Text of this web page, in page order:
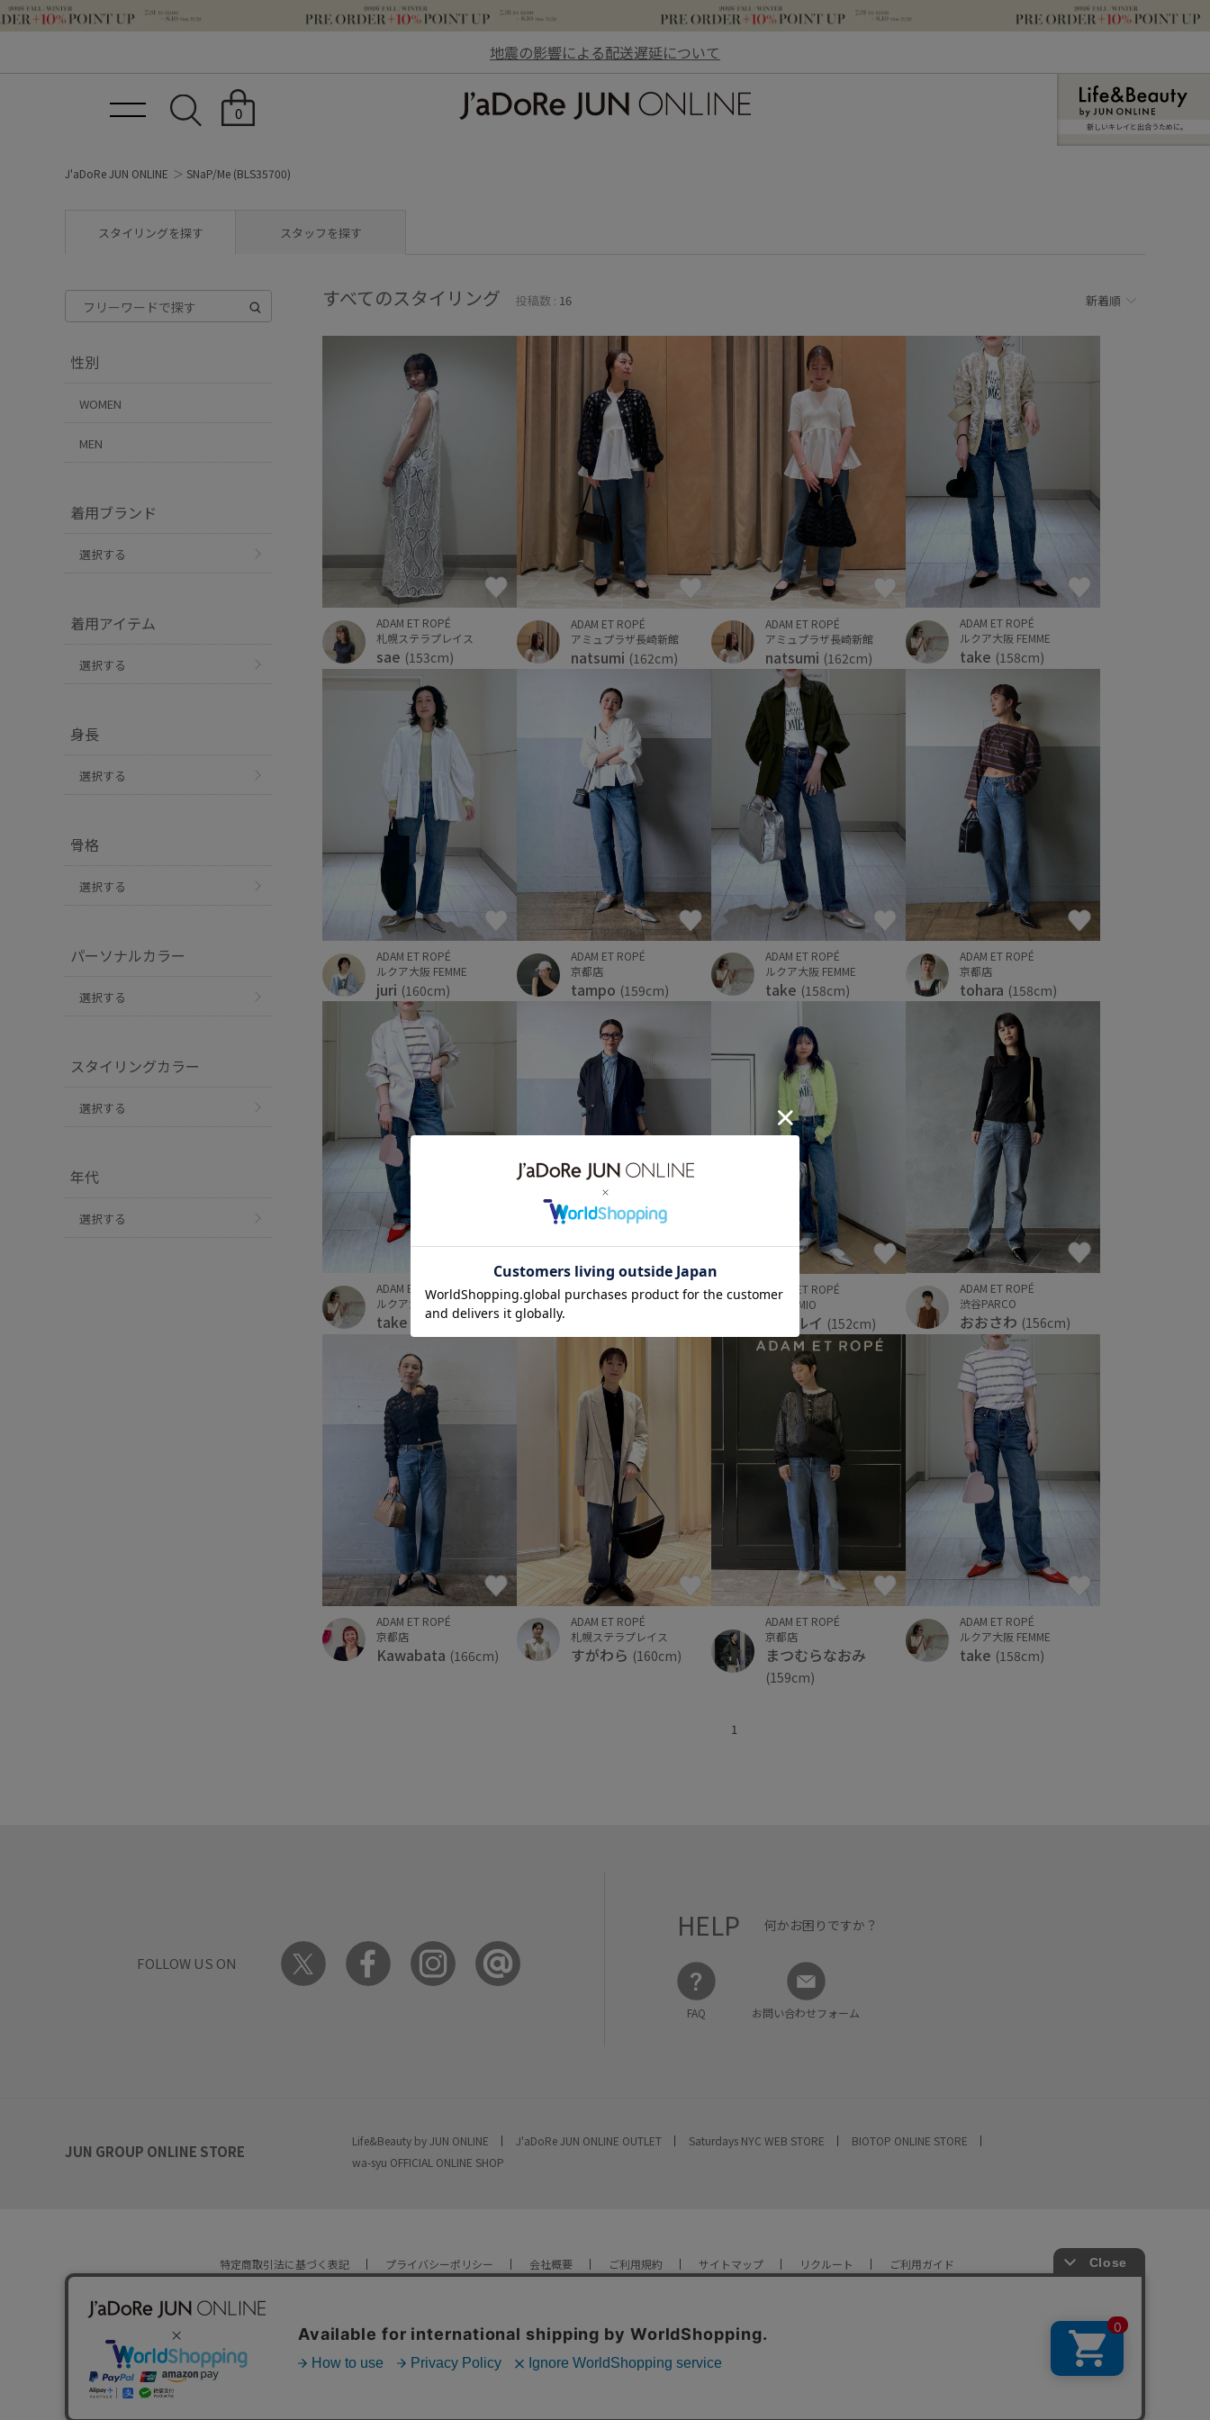
地震の影響による配送遅延について
0
新しいキレイと出合うために。
J'aDoRe JUN ONLINE SNaP/Me (BLS35700)
スタイリングを探す スタッフを探す
性別
WOMEN
MEN
着用ブランド
選択する
着用アイテム
選択する
身長
選択する
骨格
選択する
パーソナルカラー
選択する
スタイリングカラー
選択する
年代
選択する
すべてのスタイリング 投稿数 : 16 新着順
ADAM ET ROPÉ
札幌ステラプレイス
sae (153cm)
ADAM ET ROPÉ
アミュプラザ長崎新館
natsumi (162cm)
ADAM ET ROPÉ
アミュプラザ長崎新館
natsumi (162cm)
ADAM ET ROPÉ
ルクア大阪 FEMME
take (158cm)
ADAM ET ROPÉ
ルクア大阪 FEMME
juri (160cm)
ADAM ET ROPÉ
京都店
tampo (159cm)
ADAM ET ROPÉ
ルクア大阪 FEMME
take (158cm)
ADAM ET ROPÉ
京都店
tohara (158cm)
ADAM ET ROPÉ
ルクア大阪 FEMME
take (158cm)
ADAM ET ROPÉ
京都店
ADAM ET ROPÉ
天王寺MIO
河野ルイ (152cm)
ADAM ET ROPÉ
渋谷PARCO
おおさわ (156cm)
ADAM ET ROPÉ
京都店
Kawabata (166cm)
ADAM ET ROPÉ
札幌ステラプレイス
すがわら (160cm)
ADAM ET ROPÉ
京都店
まつむらなおみ
(159cm)
ADAM ET ROPÉ
ルクア大阪 FEMME
take (158cm)
1
FOLLOW US ON
HELP 何かお困りですか？
FAQ お問い合わせフォーム
JUN GROUP ONLINE STORE
Life&Beauty by JUN ONLINE J'aDoRe JUN ONLINE OUTLET Saturdays NYC WEB STORE
BIOTOP ONLINE STORE
wa-syu OFFICIAL ONLINE SHOP
特定商取引法に基づく表記 プライバシーポリシー 会社概要 ご利用規約 サイトマップ リクルート ご利用ガイド